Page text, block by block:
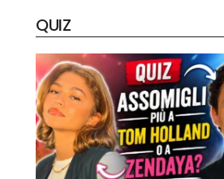
QUIZ